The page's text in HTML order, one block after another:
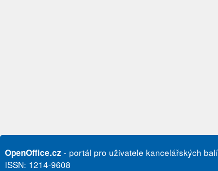
OpenOffice.cz - portál pro uživatele kancelářských
ISSN: 1214-9608